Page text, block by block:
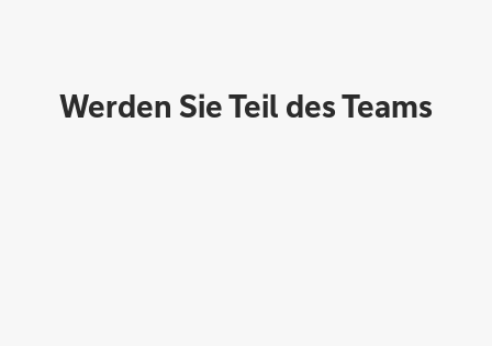
Werden Sie Teil des Teams